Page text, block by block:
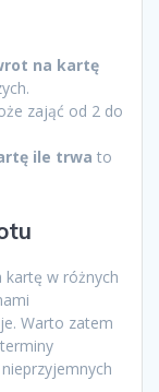
na kartę
zająć od 2 do
ile trwa to
kartę w różnych
Warto zatem